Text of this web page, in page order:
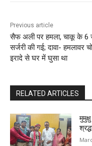
Previous article
सैफ अली पर हमला, चाकू के 6
सर्जरी की गई; दावा- हमलावर
इरादे से घर में घुसा था
RELATED ARTICLES